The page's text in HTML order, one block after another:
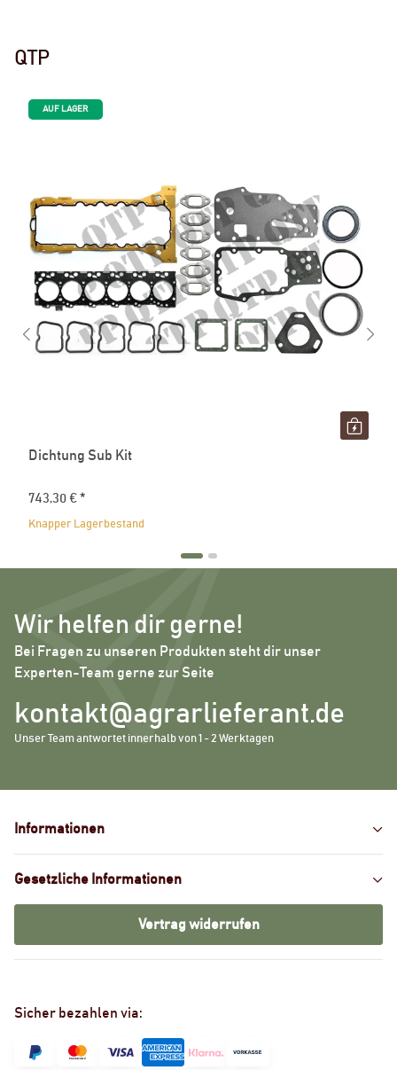
QTP
AUF LAGER
Dichtung Sub Kit
743,30 € *
Knapper Lagerbestand
Wir helfen dir gerne!
Bei Fragen zu unseren Produkten steht dir unser
Experten-Team gerne zur Seite
kontakt@agrarlieferant.de
Unser Team antwortet innerhalb von 1 - 2 Werktagen
Informationen
Gesetzliche Informationen
Vertrag widerrufen
Sicher bezahlen via: